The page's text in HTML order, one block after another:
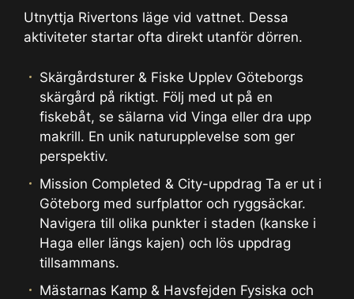
Utnyttja Rivertons läge vid vattnet. Dessa
aktiviteter startar ofta direkt utanför dörren.
Skärgårdsturer & Fiske Upplev Göteborgs
skärgård på riktigt. Följ med ut på en
fiskebåt, se sälarna vid Vinga eller dra upp
makrill. En unik naturupplevelse som ger
perspektiv.
Mission Completed & City-uppdrag Ta er ut i
Göteborg med surfplattor och ryggsäckar.
Navigera till olika punkter i staden (kanske i
Haga eller längs kajen) och lös uppdrag
tillsammans.
Mästarnas Kamp & Havsfejden Fysiska och